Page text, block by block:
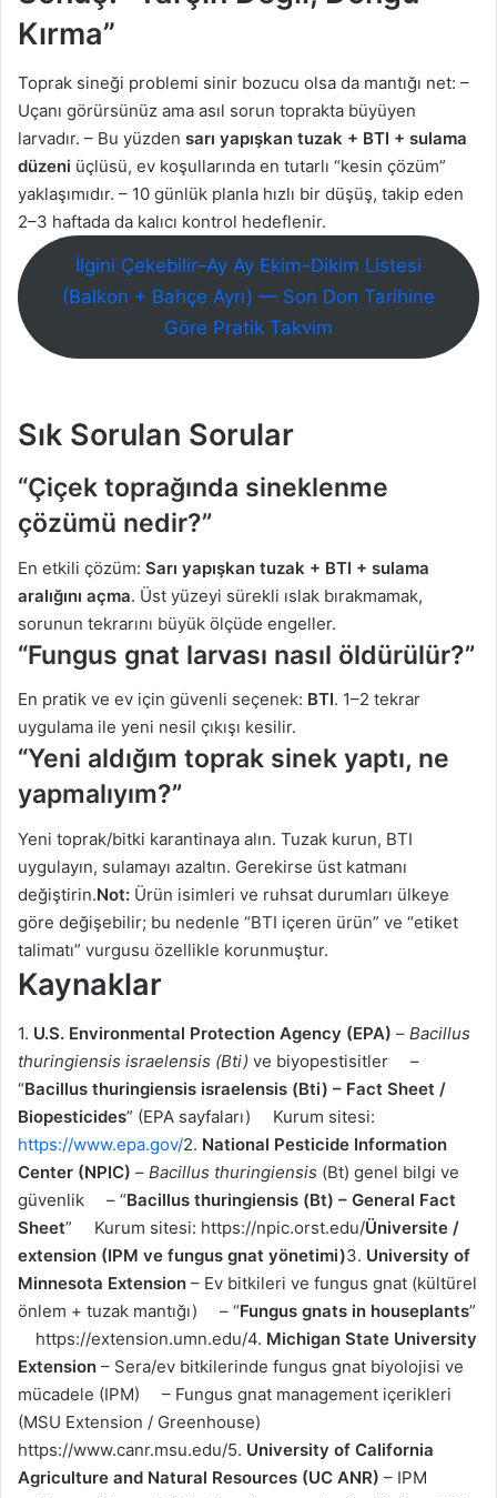
Kırma”
Toprak sineği problemi sinir bozucu olsa da mantığı net: –
Uçanı görürsünüz ama asıl sorun toprakta büyüyen
larvadır. – Bu yüzden sarı yapışkan tuzak + BTI + sulama
düzeni üçlüsü, ev koşullarında en tutarlı “kesin çözüm”
yaklaşımıdır. – 10 günlük planla hızlı bir düşüş, takip eden
2–3 haftada da kalıcı kontrol hedeflenir.
İlgini Çekebilir–Ay Ay Ekim-Dikim Listesi
(Balkon + Bahçe Ayrı) — Son Don Tarihine
Göre Pratik Takvim
Sık Sorulan Sorular
“Çiçek toprağında sineklenme
çözümü nedir?”
En etkili çözüm: Sarı yapışkan tuzak + BTI + sulama
aralığını açma. Üst yüzeyi sürekli ıslak bırakmamak,
sorunun tekrarını büyük ölçüde engeller.
“Fungus gnat larvası nasıl öldürülür?”
En pratik ve ev için güvenli seçenek: BTI. 1–2 tekrar
uygulama ile yeni nesil çıkışı kesilir.
“Yeni aldığım toprak sinek yaptı, ne
yapmalıyım?”
Yeni toprak/bitki karantinaya alın. Tuzak kurun, BTI
uygulayın, sulamayı azaltın. Gerekirse üst katmanı
değiştirin.Not: Ürün isimleri ve ruhsat durumları ülkeye
göre değişebilir; bu nedenle “BTI içeren ürün” ve “etiket
talimatı” vurgusu özellikle korunmuştur.
Kaynaklar
1. U.S. Environmental Protection Agency (EPA) – Bacillus
thuringiensis israelensis (Bti) ve biyopestisitler
–
“Bacillus thuringiensis israelensis (Bti) – Fact Sheet /
Biopesticides” (EPA sayfaları)
Kurum sitesi:
https://www.epa.gov/2. National Pesticide Information
Center (NPIC) – Bacillus thuringiensis (Bt) genel bilgi ve
güvenlik
– “Bacillus thuringiensis (Bt) – General Fact
Sheet” Kurum sitesi: https://npic.orst.edu/Üniversite /
extension (IPM ve fungus gnat yönetimi)3. University of
Minnesota Extension – Ev bitkileri ve fungus gnat (kültürel
önlem + tuzak mantığı)
– “Fungus gnats in houseplants”
https://extension.umn.edu/4. Michigan State University
Extension – Sera/ev bitkilerinde fungus gnat biyolojisi ve
mücadele (IPM)
– Fungus gnat management içerikleri
(MSU Extension / Greenhouse)
https://www.canr.msu.edu/5. University of California
Agriculture and Natural Resources (UC ANR) – IPM